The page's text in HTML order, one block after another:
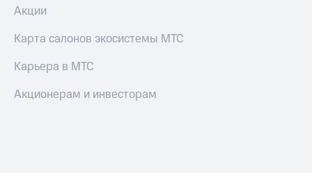
Акции
Карта салонов экосистемы МТС
Карьера в МТС
Акционерам и инвесторам